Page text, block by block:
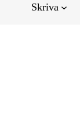
Skriva